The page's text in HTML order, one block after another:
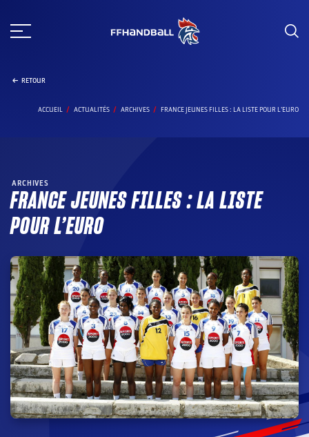
au
RETOUR
ACCUEIL ACTUALITÉS ARCHIVES FRANCE JEUNES FILLES : LA LISTE POUR L’EURO
ARCHIVES
FRANCE JEUNES FILLES : LA LISTE
POUR L’EURO